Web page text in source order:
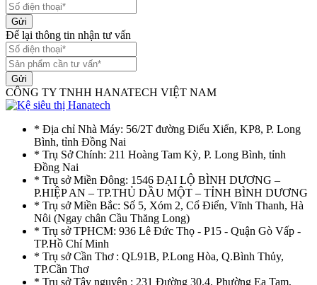
Gửi
Để lại thông tin nhận tư vấn
Gửi
CÔNG TY TNHH HANATECH VIỆT NAM
* Địa chỉ Nhà Máy: 56/2T đường Điểu Xiển, KP8, P. Long
Bình, tỉnh Đồng Nai
* Trụ Sở Chính: 211 Hoàng Tam Kỳ, P. Long Bình, tỉnh
Đồng Nai
* Trụ sở Miền Đông: 1546 ĐẠI LỘ BÌNH DƯƠNG –
P.HIỆP AN – TP.THỦ DẦU MỘT – TỈNH BÌNH DƯƠNG
* Trụ sở Miền Bắc: Số 5, Xóm 2, Cổ Điển, Vĩnh Thanh, Hà
Nôi (Ngay chân Cầu Thăng Long)
* Trụ sở TPHCM: 936 Lê Đức Thọ - P15 - Quận Gò Vấp -
TP.Hồ Chí Minh
* Trụ sở Cần Thơ : QL91B, P.Long Hòa, Q.Bình Thủy,
TP.Cần Thơ
* Trụ sở Tây nguyên : 231 Đường 30.4, Phường Ea Tam,